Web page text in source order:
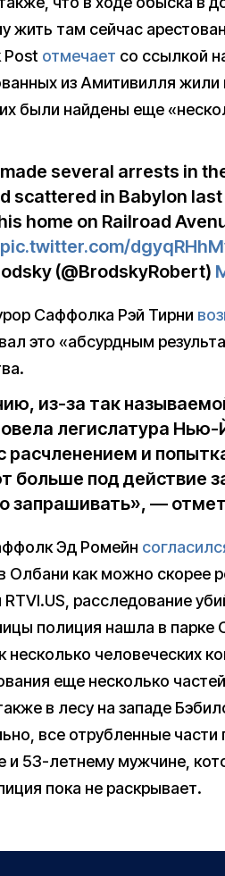
жить там сейчас
Post отмечает со ссылкой
из Амитивилля
были найдены еще
several arrests in
scattered in Babylon
home on Railroad
pic.twitter.com/
(@BrodskyRobert)
Саффолка Рэй Тирни
это «абсурдным
из-за так
легислатура Нью-
расчленением и
больше под действие
запрашивать», —
Эд Ромейн
Олбани как можно скорее
расследование
полиция нашла в парке
человеческих
еще несколько
в лесу на западе
все отрубленные
и 53-летнему мужчине,
пока не раскрывает.